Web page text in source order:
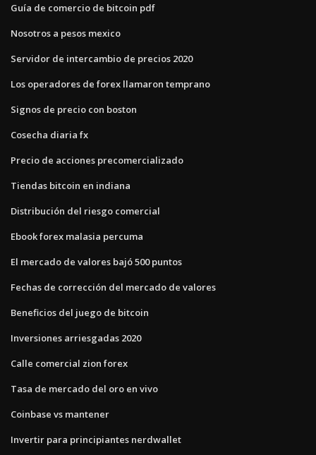
Guía de comercio de bitcoin pdf
Nosotros a pesos mexico
Servidor de intercambio de precios 2020
Los operadores de forex llamaron temprano
Signos de precio con boston
Cosecha diaria fx
Precio de acciones precomercializado
Tiendas bitcoin en indiana
Distribución del riesgo comercial
Ebook forex malasia percuma
El mercado de valores bajó 500 puntos
Fechas de corrección del mercado de valores
Beneficios del juego de bitcoin
Inversiones arriesgadas 2020
Calle comercial zion forex
Tasa de mercado del oro en vivo
Coinbase vs mantener
Invertir para principiantes nerdwallet